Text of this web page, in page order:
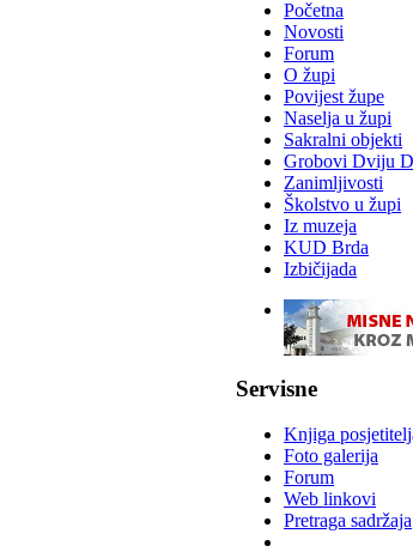
Početna
Novosti
Forum
O župi
Povijest župe
Naselja u župi
Sakralni objekti
Grobovi Dviju
Zanimljivosti
Školstvo u župi
Iz muzeja
KUD Brda
Izbičijada
Servisne
Knjiga
Foto galerija
Forum
Web linkovi
Pretraga sadržaja